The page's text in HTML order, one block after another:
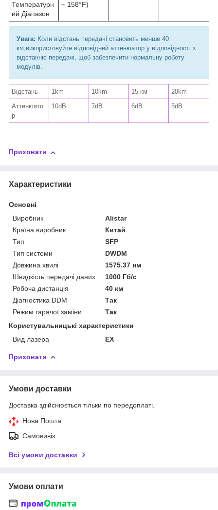
Температурн
ий Діапазон
~ 158°F)
Увага: Коли відстань передачі становить менше 40
км,використовуйте відповідний аттенюатор у відповідності з
відстанню передачі, щоб забезпечити нормальну роботу
модулів.
Відстань 1km 10km 15 км
20km
Аттенюато
р
10dB 7dB 6dB 5dB
Приховати
Характеристики
Основні
Виробник
Alistar
Країна виробник
Китай
Тип
SFP
Тип системи
DWDM
Довжина хвилі
1575.37 нм
Швидкість передачі даних
1000 Гб/с
Робоча дистанція
40 км
Діагностика DDM
Так
Режим гарячої заміни
Так
Користувальницькі характеристики
Вид лазера
EX
Приховати
Умови доставки
Доставка здійснюється тільки по передоплаті.
Нова Пошта
Самовивіз
Всі умови доставки
Умови оплати